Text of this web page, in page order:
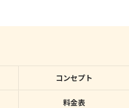
コンセプト
料金表